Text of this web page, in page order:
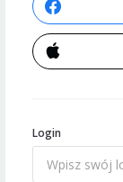
Login